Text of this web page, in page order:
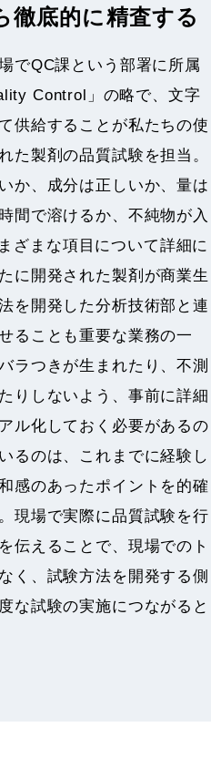
徹底的に精査する
でQC課という部署に所属
Control」の略で、文字
供給することが私たちの使
た製剤の品質試験を担当。
か、成分は正しいか、量は
間で溶けるか、不純物が入
ざまな項目について詳細に
に開発された製剤が商業生
を開発した分析技術部と連
ることも重要な業務の一
ラつきが生まれたり、不測
りしないよう、事前に詳細
ル化しておく必要があるの
るのは、これまでに経験し
感のあったポイントを的確
現場で実際に品質試験を行
伝えることで、現場でのト
く、試験方法を開発する側
な試験の実施につながると